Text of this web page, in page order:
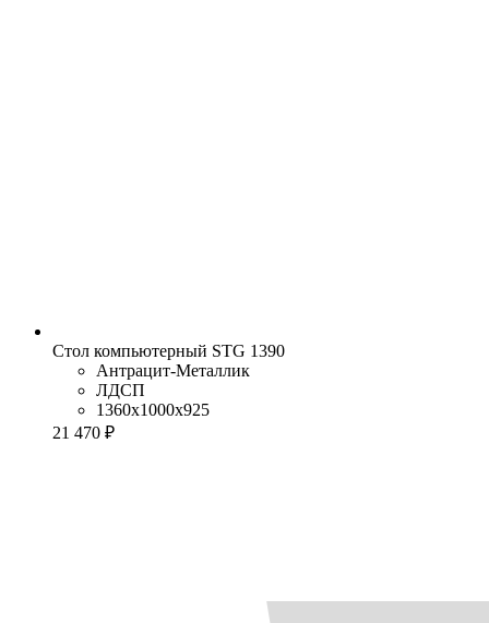
Стол компьютерный STG 1390
Антрацит-Металлик
ЛДСП
1360x1000x925
21 470 ₽